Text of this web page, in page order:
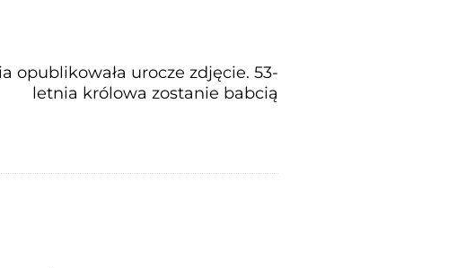
opublikowała urocze zdjęcie. 53-
letnia królowa zostanie babcią